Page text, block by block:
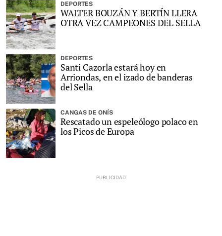
DEPORTES
WALTER BOUZÁN Y BERTÍN LLERA
OTRA VEZ CAMPEONES DEL SELLA
DEPORTES
Santi Cazorla estará hoy en
Arriondas, en el izado de banderas
del Sella
CANGAS DE ONÍS
Rescatado un espeleólogo polaco en
los Picos de Europa